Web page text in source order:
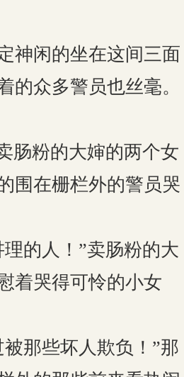
神闲的坐在这间三面
的众多警员也丝毫。
肠粉的大婶的两个女
围在栅栏外的警员哭
的人！”卖肠粉的大
着哭得可怜的小女
那些坏人欺负！”那